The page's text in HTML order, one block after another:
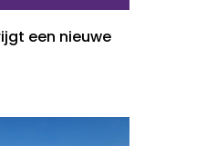
een nieuwe